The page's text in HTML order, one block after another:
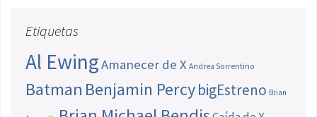
Etiquetas
Al EwingAmanecer de X Andrea Sorrentino
Batman Benjamin PercybigEstreno Brian